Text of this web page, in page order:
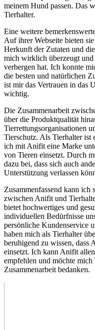
meinem‌ Hund passen.​ Das
Tierhalter.
Eine weitere
⁣Auf ‌ihrer Webseite ‌bieten
Herkunft der Zutaten ‌und
mich ⁤wirklich überzeugt
verbergen‍ hat. Ich ‌konnte
die besten und natürlichen​
ist ⁤mir ⁣das Vertrauen in das
wichtig.
Die Zusammenarbeit
über ⁣die‌ Produktqualität​
Tierrettungsorganisationen
Tierschutz. ⁢Als ⁣Tierhalter ⁤ist
ich mit ⁤Anifit⁢ eine⁤ Marke
von⁣ Tieren ‌einsetzt. Durch‌
dazu bei, dass sich auch
Unterstützung verlassen
Zusammenfassend ⁣kann ich
zwischen⁣ Anifit ⁣und
bietet​ hochwertiges und
individuellen Bedürfnisse‌
persönliche‍ Kundenservice
haben mich als Tierhalter
beruhigend⁢ zu ‌wissen, dass
einsetzt. Ich kann Anifit
⁢empfehlen und möchte
Zusammenarbeit bedanken.